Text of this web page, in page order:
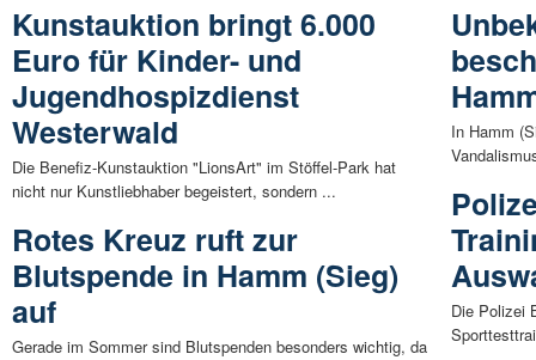
Kunstauktion bringt 6.000
Euro für Kinder- und
Jugendhospizdienst
Westerwald
Die Benefiz-Kunstauktion "LionsArt" im Stöffel-Park hat
nicht nur Kunstliebhaber begeistert, sondern ...
Rotes Kreuz ruft zur
Blutspende in Hamm (Sieg)
auf
Gerade im Sommer sind Blutspenden besonders wichtig, da
In Hamm
Die Polizei